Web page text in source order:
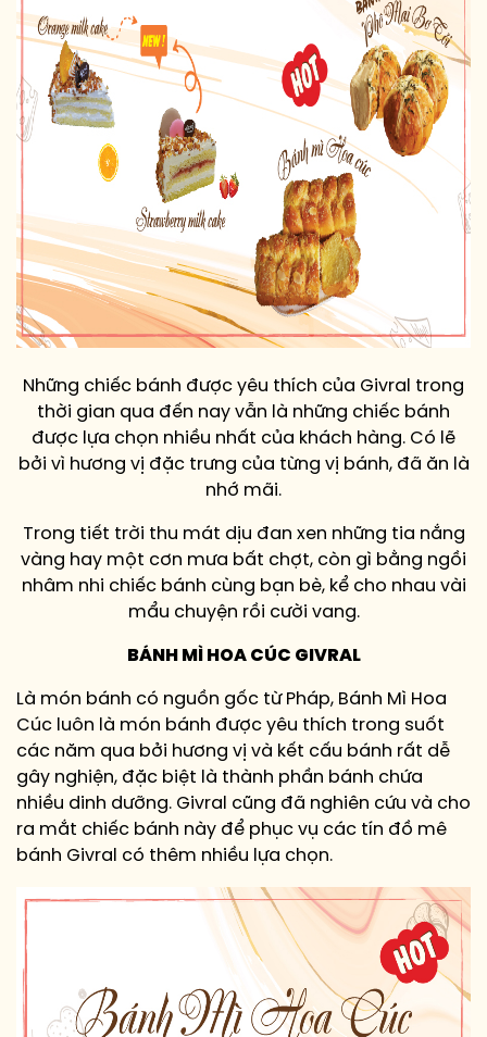
Những chiếc bánh được yêu thích của Givral trong
thời gian qua đến nay vẫn là những chiếc bánh
được lựa chọn nhiều nhất của khách hàng. Có lẽ
bởi vì hương vị đặc trưng của từng vị bánh, đã ăn là
nhớ mãi.
Trong tiết trời thu mát dịu đan xen những tia nắng
vàng hay một cơn mưa bất chợt, còn gì bằng ngồi
nhâm nhi chiếc bánh cùng bạn bè, kể cho nhau vài
mẩu chuyện rồi cười vang.
BÁNH MÌ HOA CÚC GIVRAL
Là món bánh có nguồn gốc từ Pháp, Bánh Mì Hoa
Cúc luôn là món bánh được yêu thích trong suốt
các năm qua bởi hương vị và kết cấu bánh rất dễ
gây nghiện, đặc biệt là thành phần bánh chứa
nhiều dinh dưỡng. Givral cũng đã nghiên cứu và cho
ra mắt chiếc bánh này để phục vụ các tín đồ mê
bánh Givral có thêm nhiều lựa chọn.